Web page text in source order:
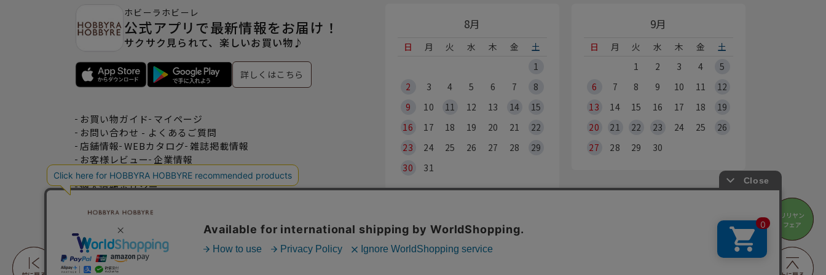
リリヤン
フェア
リリヤン
フェア
8月
日 月 火 水 木 金
土
1
2
3 4 5 6 7
8
9
10 11 12 13 14
15
16
17 18 19 20 21
22
23
24 25 26 27 28
29
30
31
9月
日 月 火 水 木 金
土
1
2 3 4
5
6
7 8 9 10 11
12
13
14 15 16 17 18
19
20
21 22 23 24 25
26
27
28 29 30
※Webからのご注文は、24時間承っております
※各実店舗の営業時間・休業日は
をご覧ください
ホビーラホビーレ
公式アプリで最新情報をお届け！
サクサク見られて、楽しいお買い物♪
詳しくはこちら
お買い物ガイド マイページ
お問い合わせ - よくあるご質問
店舗情報 WEBカタログ 雑誌掲載情報
お客様レビュー 企業情報
特定商取引法表記 利用規約
個人情報ポリシー
おトクな情報♪メルマガ登録